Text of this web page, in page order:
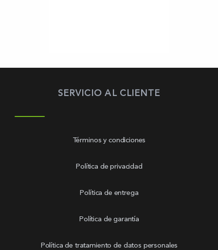
SERVICIO AL CLIENTE
Términos y condiciones
Política de privacidad
Política de entrega
Política de garantía
Política de tratamiento de datos personales